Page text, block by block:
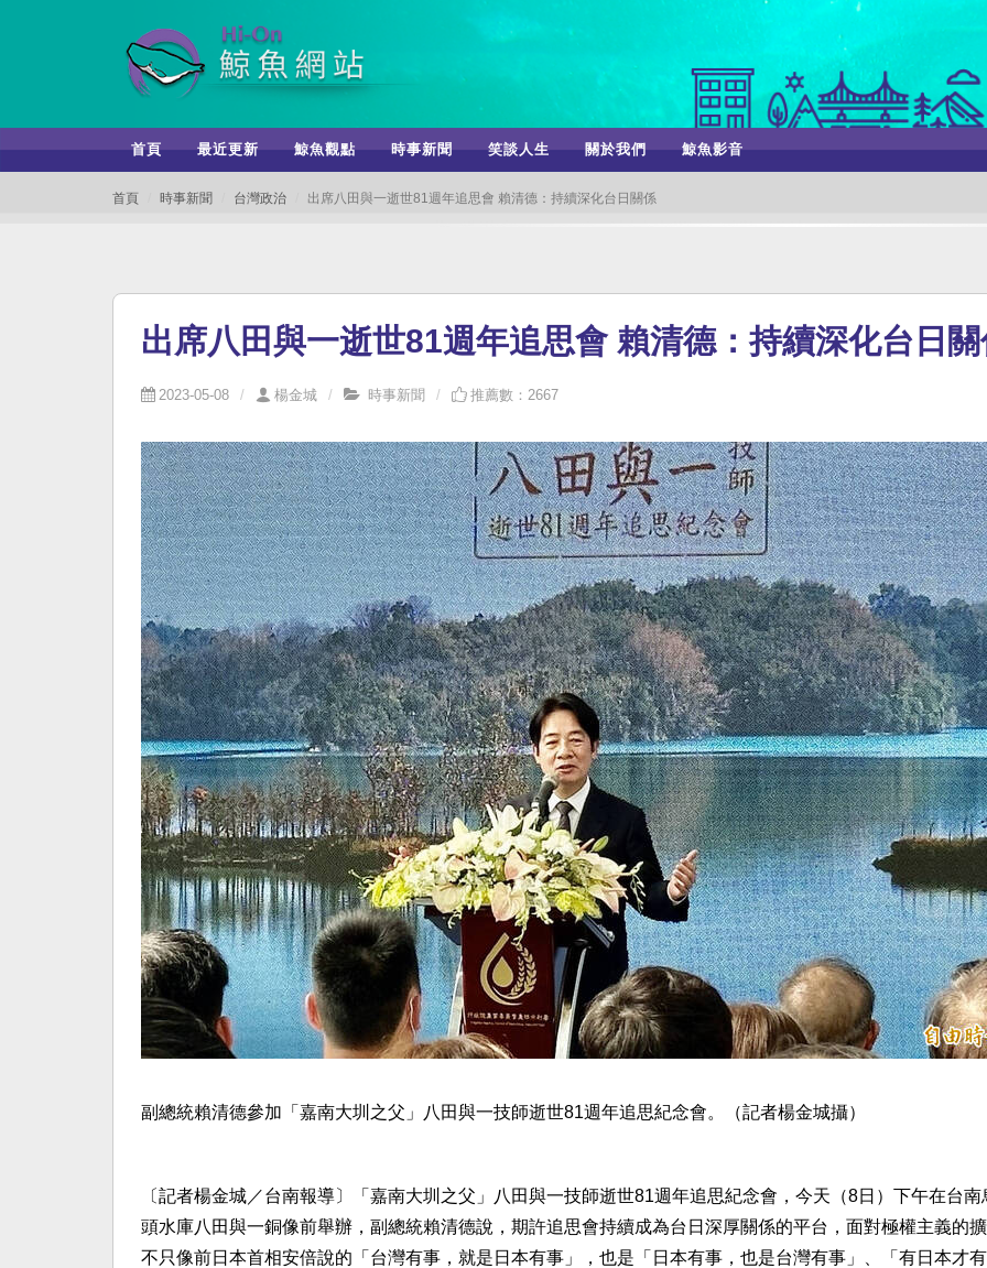
首頁 最近更新 鯨魚觀點 時事新聞 笑談人生 關於我們 鯨魚影音
首頁 時事新聞 台灣政治 出席八田與一逝世81週年追思會 賴清德：持續深化台日關係
出席八田與一逝世81週年追思會 賴清德：持續深化台日
2023-05-08 楊金城 時事新聞 推薦數：2667
副總統賴清德參加「嘉南大圳之父」八田與一技師逝世81週年追思紀念會。（記者楊金城攝）
〔記者楊金城／台南報導〕「嘉南大圳之父」八田與一技師逝世81週年追思紀念會，今天（8日）下午在台南
頭水庫八田與一銅像前舉辦，副總統賴清德說，期許追思會持續成為台日深厚關係的平台，面對極權主義的
不只像前日本首相安倍說的「台灣有事，就是日本有事」，也是「日本有事，也是台灣有事」、「有日本才